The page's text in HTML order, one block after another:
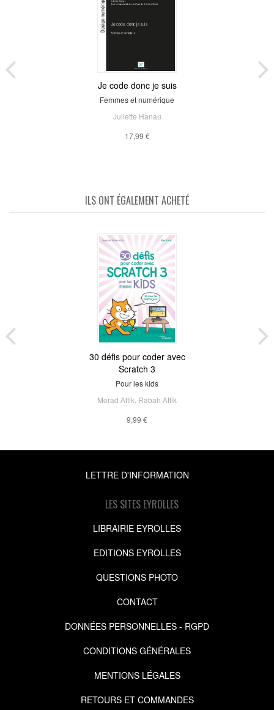
Je code donc je suis
Femmes et numérique
Juliette Hanau
17,99 €
ILS ONT ÉGALEMENT ACHETÉ
30 défis pour coder avec
Scratch 3
Pour les kids
Morad Attik, Rabah Attik
9,99 €
LETTRE D'INFORMATION
LES SITES EYROLLES
LIBRAIRIE EYROLLES
EDITIONS EYROLLES
QUESTIONS PHOTO
CONTACT
DONNÉES PERSONNELLES - RGPD
CONDITIONS GÉNÉRALES
MENTIONS LÉGALES
RETOURS ET COMMANDES